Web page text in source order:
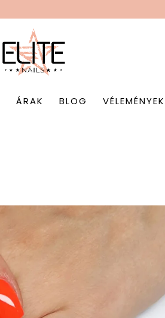
ÁRAK BLOG VÉLEMÉNYEK